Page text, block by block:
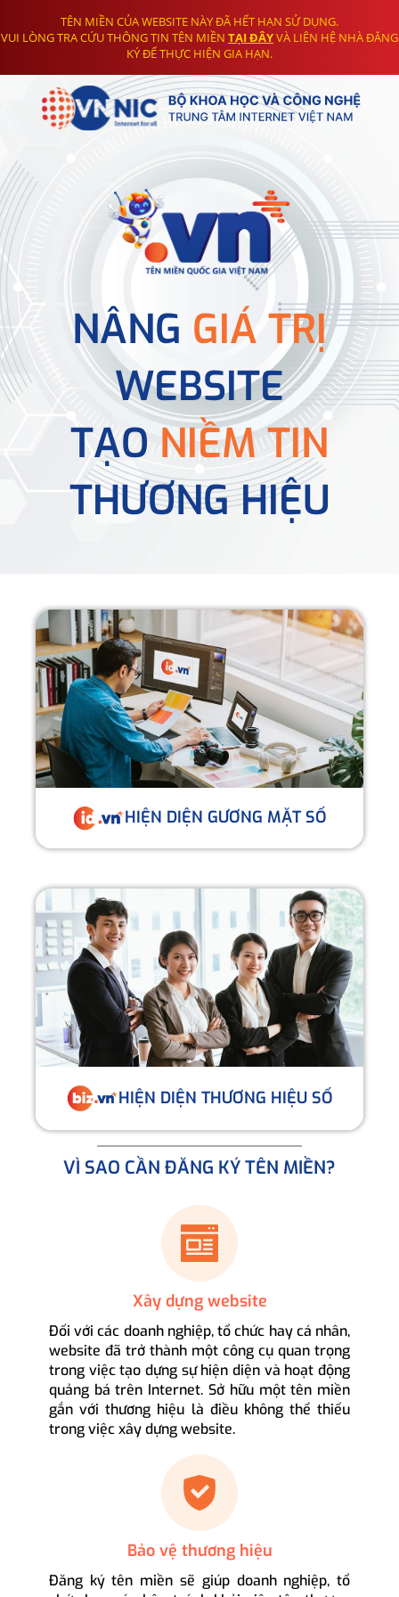
TÊN MIỀN CỦA WEBSITE NÀY ĐÃ HẾT HẠN SỬ DỤNG.
VUI LÒNG TRA CỨU THÔNG TIN TÊN MIỀN TẠI ĐÂYVÀ LIÊN HỆ NHÀ ĐĂNG
KÝ ĐỂ THỰC HIỆN GIA HẠN.
NÂNG GIÁ TRỊ
WEBSITE
TẠONIỀM TIN
THƯƠNG HIỆU
HIỆN DIỆN GƯƠNG MẶT SỐ
HIỆN DIỆN THƯƠNG HIỆU SỐ
VÌ SAO CẦN ĐĂNG KÝ TÊN MIỀN?
Xây dựng website
Đối với các doanh nghiệp, tổ chức hay cá nhân,
website đã trở thành một công cụ quan trọng
trong việc tạo dựng sự hiện diện và hoạt động
quảng bá trên Internet. Sở hữu một tên miền
gắn với thương hiệu là điều không thể thiếu
trong việc xây dựng website.
Bảo vệ thương hiệu
Đăng ký tên miền sẽ giúp doanh nghiệp, tổ